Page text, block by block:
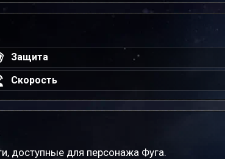
Защита
Скорость
доступные для персонажа Фуга.